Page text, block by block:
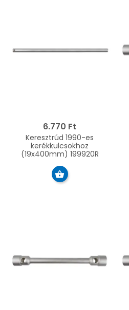
6.770 Ft
Keresztrúd 1990-es
kerékkulcsokhoz
(19x400mm) 199920R